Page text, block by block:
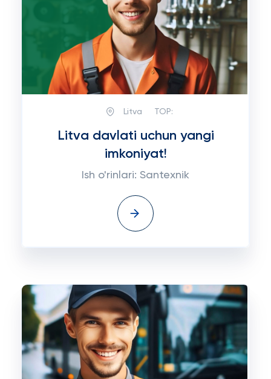
Litva TOP:
Litva davlati uchun yangi
imkoniyat!
Ish o'rinlari: Santexnik